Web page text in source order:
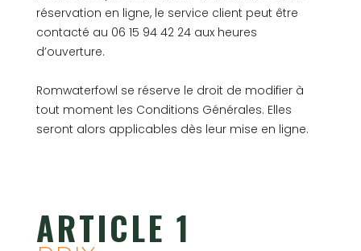
réservation en ligne, le service client peut être
contacté au 06 15 94 42 24 aux heures
d’ouverture.
Romwaterfowl se réserve le droit de modifier à
tout moment les Conditions Générales. Elles
seront alors applicables dès leur mise en ligne.
ARTICLE 1